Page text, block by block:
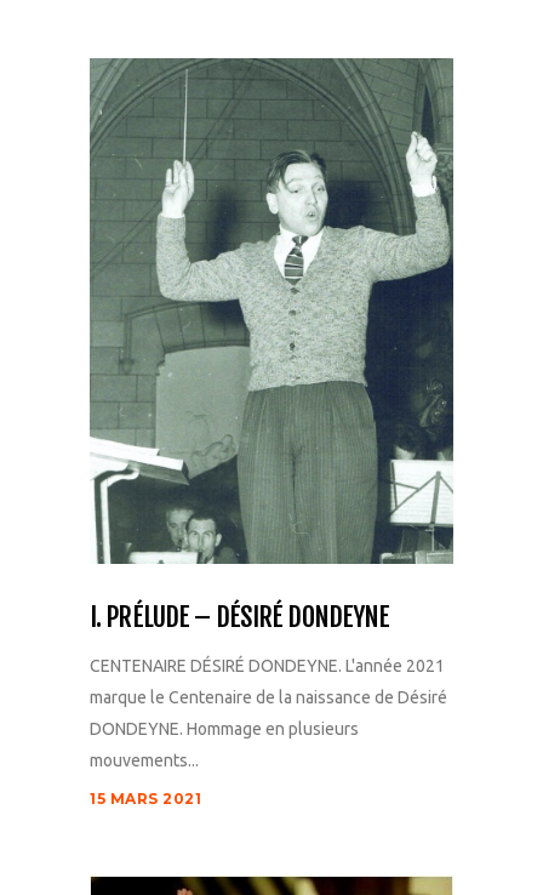
I. PRÉLUDE – DÉSIRÉ DONDEYNE
CENTENAIRE DÉSIRÉ DONDEYNE. L'année 2021
marque le Centenaire de la naissance de Désiré
DONDEYNE. Hommage en plusieurs
mouvements...
15 MARS 2021